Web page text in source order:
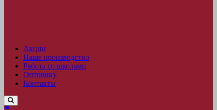
Акции
Наше производство
Работа со школами
Оптовику
Контакты